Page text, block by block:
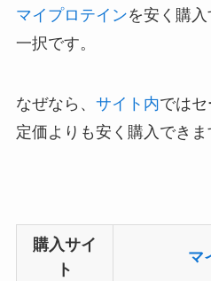
マイプロテインを安く購入
一択です。
なぜなら、 サイト内ではセ
定価よりも安く購入できま
購入サイ
ト
マ